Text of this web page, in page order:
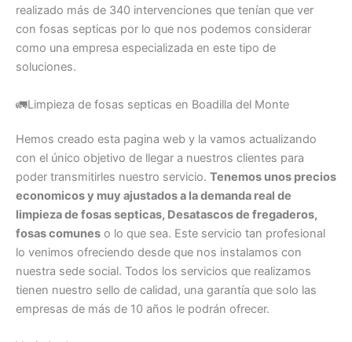
realizado más de 340 intervenciones que tenían que ver
con fosas septicas por lo que nos podemos considerar
como una empresa especializada en este tipo de
soluciones.
🚛Limpieza de fosas septicas en Boadilla del Monte
Hemos creado esta pagina web y la vamos actualizando
con el único objetivo de llegar a nuestros clientes para
poder transmitirles nuestro servicio. Tenemos unos precios
economicos y muy ajustados a la demanda real de
limpieza de fosas septicas, Desatascos de fregaderos,
fosas comunes o lo que sea. Este servicio tan profesional
lo venimos ofreciendo desde que nos instalamos con
nuestra sede social. Todos los servicios que realizamos
tienen nuestro sello de calidad, una garantía que solo las
empresas de más de 10 años le podrán ofrecer.